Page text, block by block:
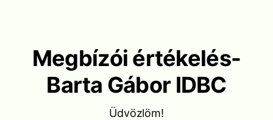
Megbízói értékelés-
Barta Gábor IDBC
Üdvözlöm!